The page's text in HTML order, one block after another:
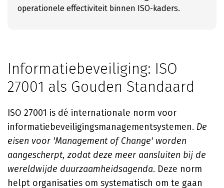
operationele effectiviteit binnen ISO-kaders.
Informatiebeveiliging: ISO
27001 als Gouden Standaard
ISO 27001 is dé internationale norm voor
informatiebeveiligingsmanagementsystemen. De
eisen voor 'Management of Change' worden
aangescherpt, zodat deze meer aansluiten bij de
wereldwijde duurzaamheidsagenda. Deze norm
helpt organisaties om systematisch om te gaan